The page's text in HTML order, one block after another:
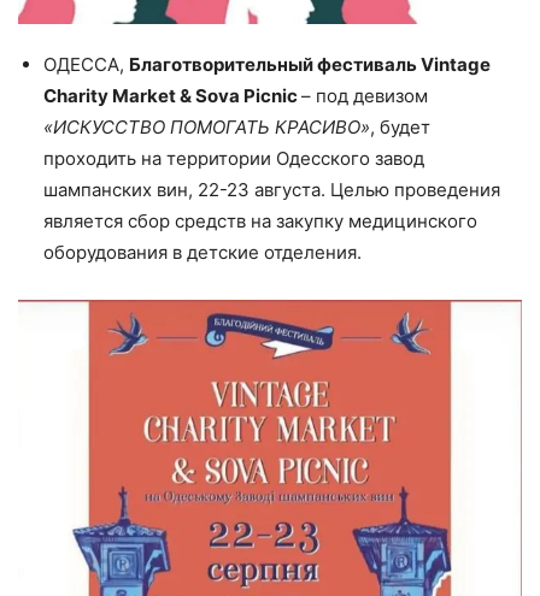
ОДЕССА, Благотворительный фестиваль Vintage
Charity Market & Sova Picnic– под девизом
«ИСКУССТВО ПОМОГАТЬ КРАСИВО», будет
проходить на территории Одесского завод
шампанских вин, 22-23 августа. Целью проведения
является сбор средств на закупку медицинского
оборудования в детские отделения.